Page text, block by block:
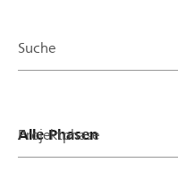
Suche
Projektphase